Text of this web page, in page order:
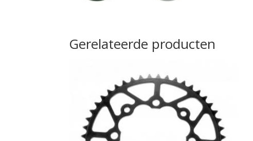
Gerelateerde producten